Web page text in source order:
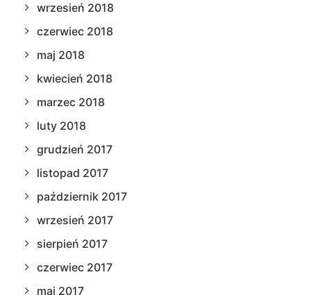
wrzesień 2018
czerwiec 2018
maj 2018
kwiecień 2018
marzec 2018
luty 2018
grudzień 2017
listopad 2017
październik 2017
wrzesień 2017
sierpień 2017
czerwiec 2017
maj 2017